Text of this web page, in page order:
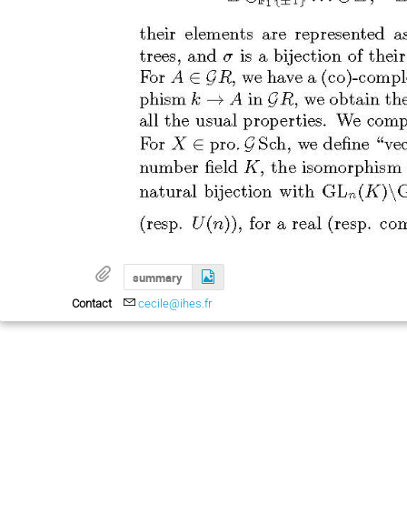
summary
Contact cecile@ihes.fr